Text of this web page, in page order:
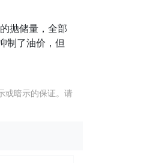
抛储量，全部
制了油价，但
或暗示的保证。请